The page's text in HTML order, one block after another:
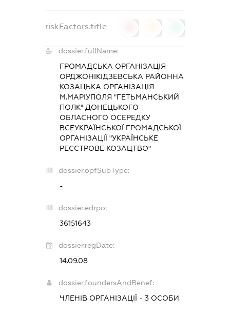
riskFactors.title
dossier.fullName:
ГРОМАДСЬКА ОРГАНІЗАЦІЯ
ОРДЖОНІКІДЗЕВСЬКА РАЙОННА
КОЗАЦЬКА ОРГАНІЗАЦІЯ
М.МАРІУПОЛЯ "ГЕТЬМАНСЬКИЙ
ПОЛК" ДОНЕЦЬКОГО
ОБЛАСНОГО ОСЕРЕДКУ
ВСЕУКРАЇНСЬКОЇ ГРОМАДСЬКОЇ
ОРГАНІЗАЦІЇ "УКРАЇНСЬКЕ
РЕЄСТРОВЕ КОЗАЦТВО"
dossier.opfSubType:
-
dossier.edrpo:
36151643
dossier.regDate:
14.09.08
dossier.foundersAndBenef:
ЧЛЕНІВ ОРГАНІЗАЦІЇ - 3 ОСОБИ